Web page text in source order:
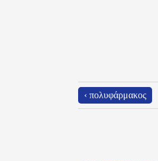
‹ πολυφάρμακος